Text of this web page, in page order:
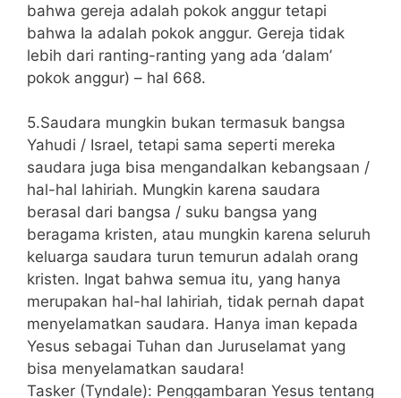
bahwa gereja adalah pokok anggur tetapi
bahwa Ia adalah pokok anggur. Gereja tidak
lebih dari ranting-ranting yang ada ‘dalam’
pokok anggur) – hal 668.
5.Saudara mungkin bukan termasuk bangsa
Yahudi / Israel, tetapi sama seperti mereka
saudara juga bisa mengandalkan kebangsaan /
hal-hal lahiriah. Mungkin karena saudara
berasal dari bangsa / suku bangsa yang
beragama kristen, atau mungkin karena seluruh
keluarga saudara turun temurun adalah orang
kristen. Ingat bahwa semua itu, yang hanya
merupakan hal-hal lahiriah, tidak pernah dapat
menyelamatkan saudara. Hanya iman kepada
Yesus sebagai Tuhan dan Juruselamat yang
bisa menyelamatkan saudara!
Tasker (Tyndale): Penggambaran Yesus tentang